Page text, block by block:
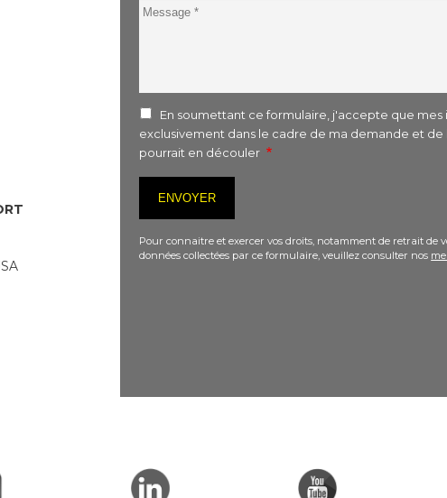
Message
En soumettant ce formulaire, j'accepte que mes
exclusivement dans le cadre de ma demande et
pourrait en découler
Pour connaitre et exercer vos droits, notamment de retrait de
données collectées par ce formulaire, veuillez consulter nos